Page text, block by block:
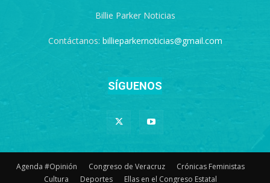
Billie Parker Noticias
Contáctanos: billieparkernoticias@gmail.com
SÍGUENOS
Agenda #Opinión Congreso de Veracruz
Crónicas Feministas
Cultura
Deportes Ellas en el Congreso Estatal